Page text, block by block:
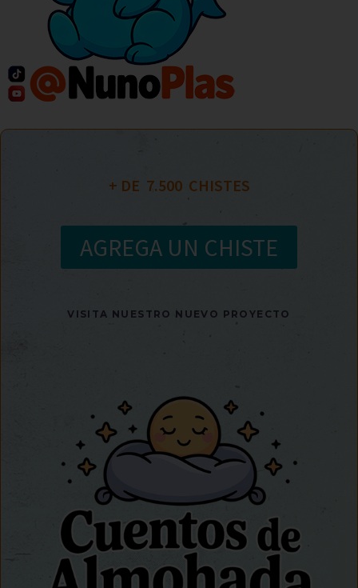
+ DE 7.500
  CHISTES
AGREGA UN CHISTE
VISITA NUESTRO NUEVO PROYECTO